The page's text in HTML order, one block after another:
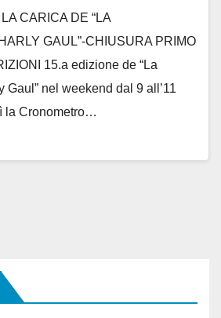
CARICA DE “LA
GAUL”-CHIUSURA PRIMO
15.a edizione de “La
Gaul” nel weekend dal 9 all’11
la Cronometro…